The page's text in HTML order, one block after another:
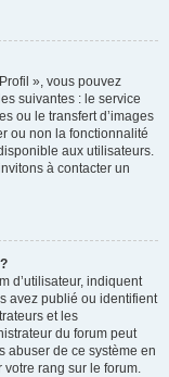
», vous pouvez
suivantes : le service
ou le transfert d’images
ou non la fonctionnalité
aux utilisateurs.
à contacter un
d’utilisateur, indiquent
avez publié ou identifient
et les
du forum peut
abuser de ce système en
rang sur le forum.